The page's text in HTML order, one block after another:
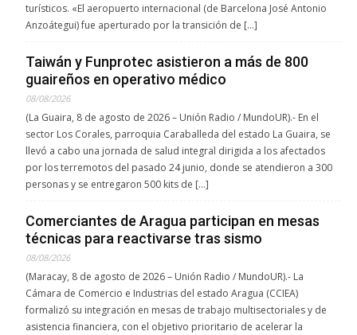
turísticos. «El aeropuerto internacional (de Barcelona José Antonio
Anzoátegui) fue aperturado por la transición de […]
Taiwán y Funprotec asistieron a más de 800
guaireños en operativo médico
08/08/2026
(La Guaira, 8 de agosto de 2026 – Unión Radio / MundoUR).- En el
sector Los Corales, parroquia Caraballeda del estado La Guaira, se
llevó a cabo una jornada de salud integral dirigida a los afectados
por los terremotos del pasado 24 junio, donde se atendieron a 300
personas y se entregaron 500 kits de […]
Comerciantes de Aragua participan en mesas
técnicas para reactivarse tras sismo
08/08/2026
(Maracay, 8 de agosto de 2026 – Unión Radio / MundoUR).- La
Cámara de Comercio e Industrias del estado Aragua (CCIEA)
formalizó su integración en mesas de trabajo multisectoriales y de
asistencia financiera, con el objetivo prioritario de acelerar la